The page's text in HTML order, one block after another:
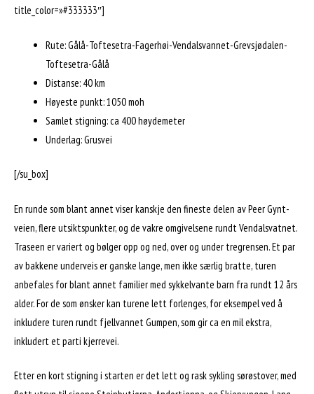
title_color=»#333333″]
Rute: Gålå-Toftesetra-Fagerhøi-Vendalsvannet-Grevsjødalen-
Toftesetra-Gålå
Distanse: 40 km
Høyeste punkt: 1050 moh
Samlet stigning: ca 400 høydemeter
Underlag: Grusvei
[/su_box]
En runde som blant annet viser kanskje den fineste delen av Peer Gynt-
veien, flere utsiktspunkter, og de vakre omgivelsene rundt Vendalsvatnet.
Traseen er variert og bølger opp og ned, over og under tregrensen. Et par
av bakkene underveis er ganske lange, men ikke særlig bratte, turen
anbefales for blant annet familier med sykkelvante barn fra rundt 12 års
alder. For de som ønsker kan turene lett forlenges, for eksempel ved å
inkludere turen rundt fjellvannet Gumpen, som gir ca en mil ekstra,
inkludert et parti kjerrevei.
Etter en kort stigning i starten er det lett og rask sykling sørøstover, med